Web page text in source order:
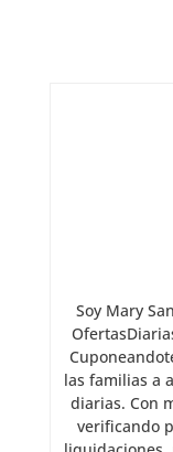
Soy Mary
las familias a
diarias. Con
verificando